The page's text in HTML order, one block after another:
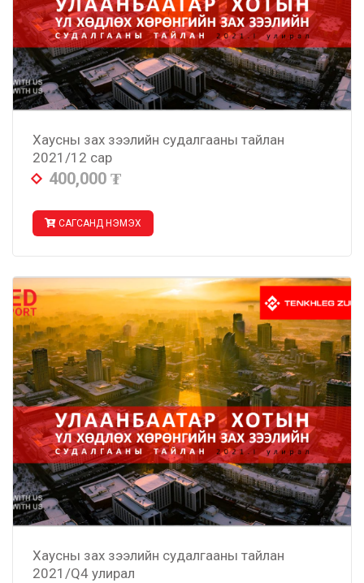
Хаусны зах зээлийн судалгааны тайлан
2021/12 сар
400,000 ₮
САГСАНД НЭМЭХ
Хаусны зах зээлийн судалгааны тайлан
2021/Q4 улирал